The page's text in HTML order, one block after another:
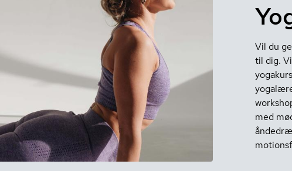
Vil du
til dig.
med